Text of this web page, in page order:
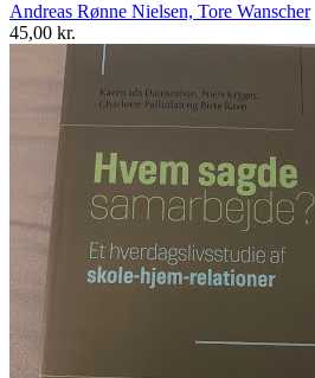
Andreas Rønne Nielsen, Tore Wanscher
45,00 kr.